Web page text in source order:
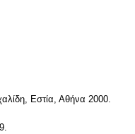
Εστία, Αθήνα 2000.